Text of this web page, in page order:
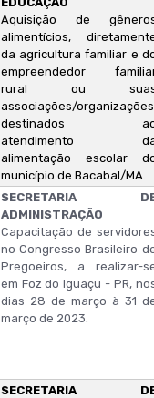
Aquisição de
alimentícios,
da agricultura familiar e
empreendedor
rural ou
associações/
destinados
atendimento
alimentação escolar
município de Bacabal/MA.
SECRETARIA
ADMINISTRAÇÃO
Capacitação de
no Congresso Brasileiro
Pregoeiros, a realizar-
em Foz do Iguaçu - PR,
dias 28 de março à 31
março de 2023.
SECRETARIA